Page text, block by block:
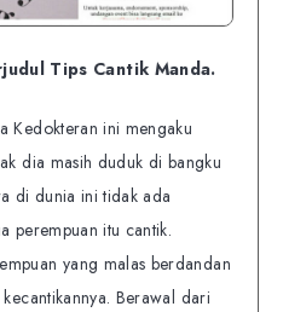
Tips Cantik Manda.
Kedokteran ini mengaku
dia masih duduk di bangku
di dunia ini tidak ada
perempuan itu cantik.
yang malas berdandan
Berawal dari